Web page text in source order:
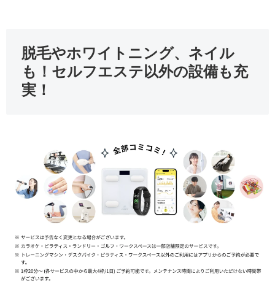
脱毛やホワイトニング、ネイル
も！セルフエステ以外の設備も充
実！